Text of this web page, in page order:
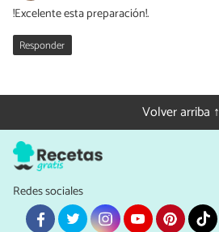
!Excelente esta preparación!.
Responder
Volver arriba ↑
Redes sociales